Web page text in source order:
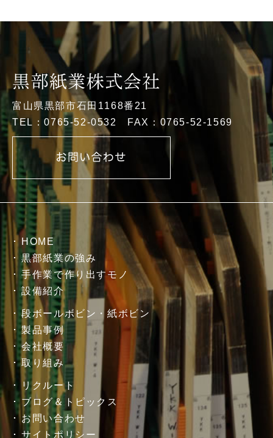
富山県黒部市石田1168番21
TEL：0765-52-0532 FAX：0765-52-1569
HOME
黒部紙業の強み
手作業で作り出すモノ
設備紹介
段ボールボビン・紙ボビン
製品事例
会社概要
取り組み
リクルート
ブログ＆トピックス
お問い合わせ
サイトポリシー